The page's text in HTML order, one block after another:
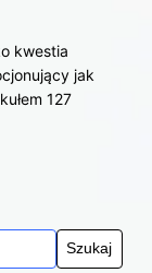
kwestia
jak
127